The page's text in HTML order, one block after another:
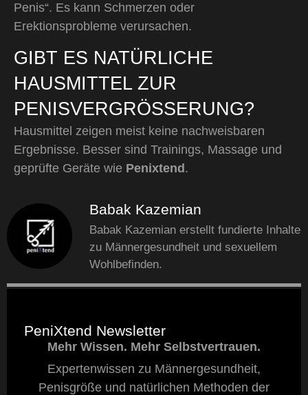
Babak Kazemian
Babak Kazemian erstellt fundierte Inhalte
zu Männergesundheit und sexuellem
Wohlbefinden.
PeniXtend Newsletter
Mehr Wissen. Mehr Selbstvertrauen.
Expertenwissen zu Männergesundheit,
Penisgröße und natürlichen Methoden der
Penis“. Es kann Schmerzen oder
Erektionsprobleme verursachen.
GIBT ES NATÜRLICHE
HAUSMITTEL ZUR
PENISVERGRÖSSERUNG?
Hausmittel zeigen meist keine nachweisbaren
Ergebnisse. Besser sind Trainings, Massage und
geprüfte Geräte wie Penixtend .